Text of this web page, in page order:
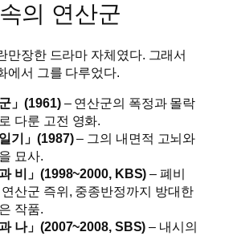
의 연산군
만장한 드라마 자체였다. 그래서
에서 그를 다루었다.
」(1961)– 연산군의 폭정과 몰락
다룬 고전 영화.
기」(1987)– 그의 내면적 고뇌와
묘사.
비」(1998~2000, KBS) – 폐비
산군 즉위, 중종반정까지 방대한
작품.
나」(2007~2008, SBS) – 내시의